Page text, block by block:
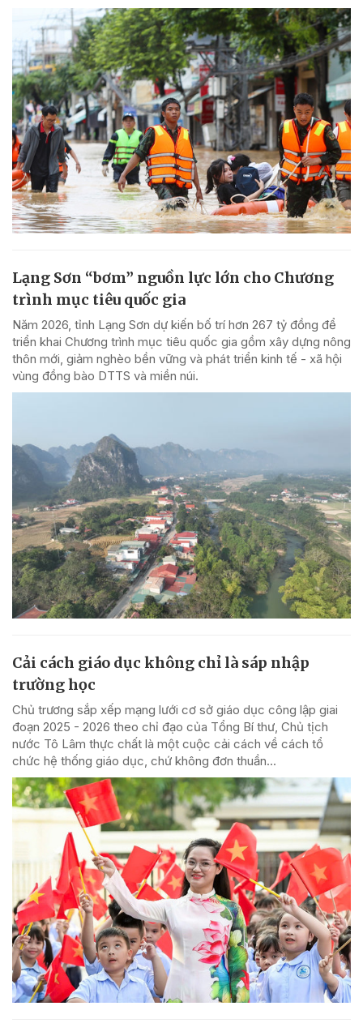
Lạng Sơn “bơm” nguồn lực lớn cho Chương
trình mục tiêu quốc gia
Năm 2026, tỉnh Lạng Sơn dự kiến bố trí hơn 267 tỷ đồng để
triển khai Chương trình mục tiêu quốc gia gồm xây dựng nông
thôn mới, giảm nghèo bền vững và phát triển kinh tế - xã hội
vùng đồng bào DTTS và miền núi.
Cải cách giáo dục không chỉ là sáp nhập
trường học
Chủ trương sắp xếp mạng lưới cơ sở giáo dục công lập giai
đoạn 2025 - 2026 theo chỉ đạo của Tổng Bí thư, Chủ tịch
nước Tô Lâm thực chất là một cuộc cải cách về cách tổ
chức hệ thống giáo dục, chứ không đơn thuần...